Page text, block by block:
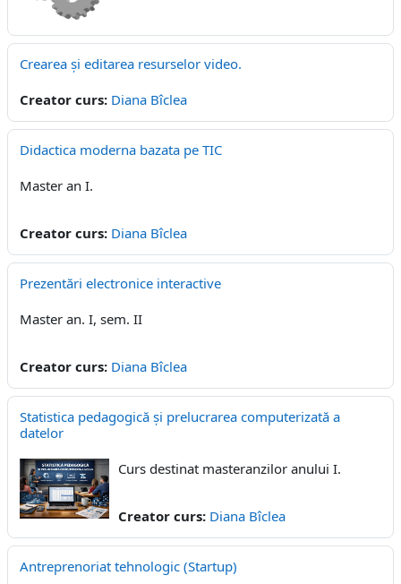
Crearea și editarea resurselor video.
Creator curs: Diana Bîclea
Didactica moderna bazata pe TIC
Master an I.
Creator curs: Diana Bîclea
Prezentări electronice interactive
Master an. I, sem. II
Creator curs: Diana Bîclea
Statistica pedagogică și prelucrarea computerizată a
datelor
Curs destinat masteranzilor anului I.
Creator curs: Diana Bîclea
Antreprenoriat tehnologic (Startup)